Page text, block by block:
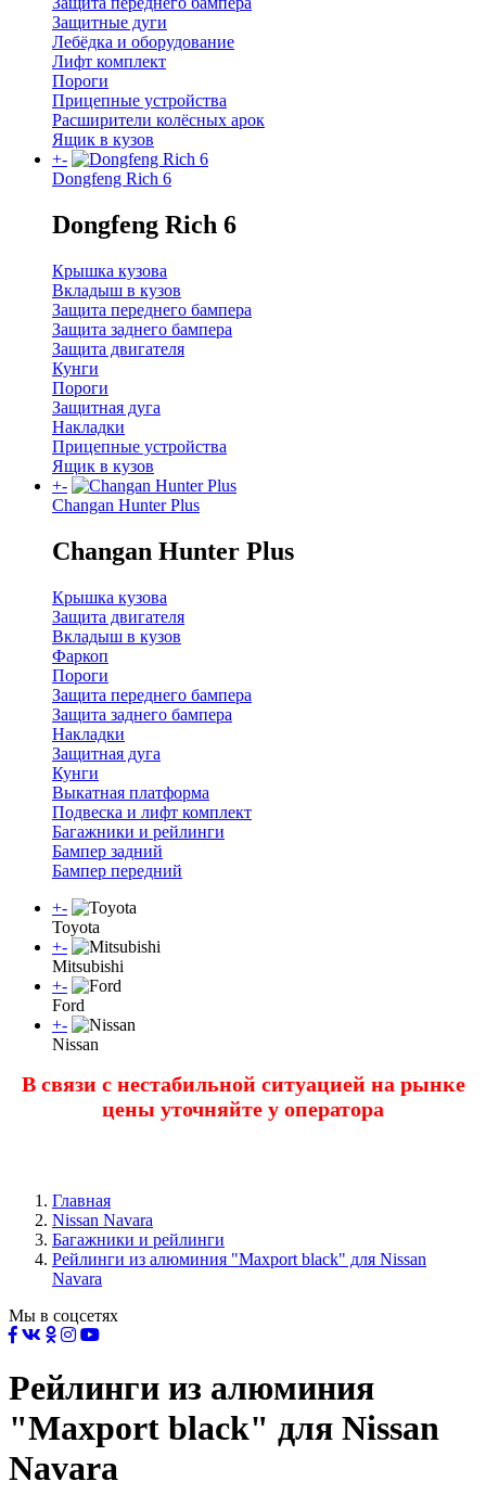
Защитные дуги
Лебёдка и оборудование
Лифт комплект
Пороги
Прицепные устройства
Расширители колёсных арок
Ящик в кузов
+-
Dongfeng Rich 6
Dongfeng Rich 6
Крышка кузова
Вкладыш в кузов
Защита переднего бампера
Защита заднего бампера
Защита двигателя
Кунги
Пороги
Защитная дуга
Накладки
Прицепные устройства
Ящик в кузов
+-
Changan Hunter Plus
Changan Hunter Plus
Крышка кузова
Защита двигателя
Вкладыш в кузов
Фаркоп
Пороги
Защита переднего бампера
Защита заднего бампера
Накладки
Защитная дуга
Кунги
Выкатная платформа
Подвеска и лифт комплект
Багажники и рейлинги
Бампер задний
Бампер передний
+-
Toyota
+-
Mitsubishi
+-
Ford
+-
Nissan
В связи с нестабильной ситуацией на рынке
цены уточняйте у оператора
Главная
Nissan Navara
Багажники и рейлинги
Рейлинги из алюминия "Maxport black" для Nissan
Navara
Мы в соцсетях
Рейлинги из алюминия
"Maxport black" для Nissan
Navara